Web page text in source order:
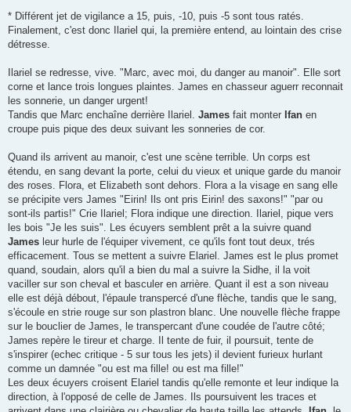
g
* Différent jet de vigilance a 15, puis, -10, puis -5 sont tous ratés.
Finalement, c'est donc Ilariel qui, la première entend, au lointain des crise
détresse.
Ilariel se redresse, vive. "Marc, avec moi, du danger au manoir". Elle sort
corne et lance trois longues plaintes. James en chasseur aguerr reconnait
les sonnerie, un danger urgent!
Tandis que Marc enchaîne derrière Ilariel. James fait monter Ifan en
croupe puis pique des deux suivant les sonneries de cor.
Quand ils arrivent au manoir, c'est une scène terrible. Un corps est
étendu, en sang devant la porte, celui du vieux et unique garde du manoir
des roses. Flora, et Elizabeth sont dehors. Flora a la visage en sang elle
se précipite vers James "Eirin! Ils ont pris Eirin! des saxons!" "par ou
sont-ils partis!" Crie Ilariel; Flora indique une direction. Ilariel, pique vers
les bois "Je les suis". Les écuyers semblent prêt a la suivre quand
James leur hurle de l'équiper vivement, ce qu'ils font tout deux, trés
efficacement. Tous se mettent a suivre Elariel. James est le plus promet
quand, soudain, alors qu'il a bien du mal a suivre la Sidhe, il la voit
vaciller sur son cheval et basculer en arrière. Quant il est a son niveau
elle est déjà débout, l'épaule transpercé d'une flèche, tandis que le sang,
s'écoule en strie rouge sur son plastron blanc. Une nouvelle flèche frappe
sur le bouclier de James, le transpercant d'une coudée de l'autre côté;
James repère le tireur et charge. Il tente de fuir, il poursuit, tente de
s'inspirer (echec critique - 5 sur tous les jets) il devient furieux hurlant
comme un damnée "ou est ma fille! ou est ma fille!"
Les deux écuyers croisent Elariel tandis qu'elle remonte et leur indique la
direction, à l'opposé de celle de James. Ils poursuivent les traces et